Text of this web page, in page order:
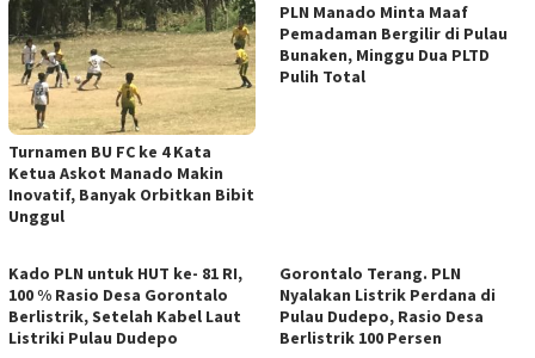
Turnamen BU FC ke 4 Kata
Ketua Askot Manado Makin
Inovatif, Banyak Orbitkan Bibit
Unggul
PLN Manado Minta Maaf
Pemadaman Bergilir di Pulau
Bunaken, Minggu Dua PLTD
Pulih Total
Kado PLN untuk HUT ke- 81 RI,
100 % Rasio Desa Gorontalo
Berlistrik, Setelah Kabel Laut
Listriki Pulau Dudepo
Gorontalo Terang. PLN
Nyalakan Listrik Perdana di
Pulau Dudepo, Rasio Desa
Berlistrik 100 Persen